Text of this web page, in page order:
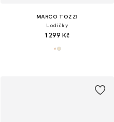
MARCO TOZZI
Lodičky
1 299 Kč